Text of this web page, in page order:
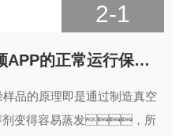
2-1
如何为真空91免费视频APP的正常运行保驾护航
品的原理即是通过制造真空
剂变得容易蒸发，所